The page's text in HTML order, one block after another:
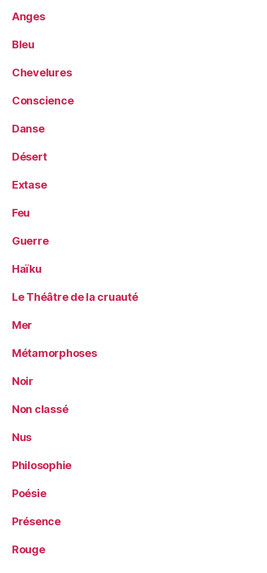
Anges
Bleu
Chevelures
Conscience
Danse
Désert
Extase
Feu
Guerre
Haïku
Le Théâtre de la cruauté
Mer
Métamorphoses
Noir
Non classé
Nus
Philosophie
Poésie
Présence
Rouge